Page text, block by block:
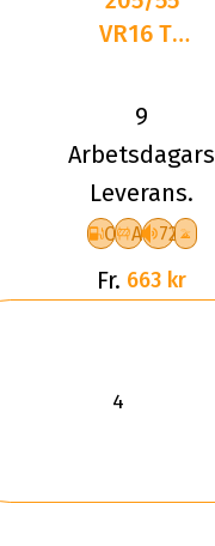
VR16 TL
DELINTE
AW6
9
Arbetsdagars
Leverans.
C A 72
Fr. 663 kr